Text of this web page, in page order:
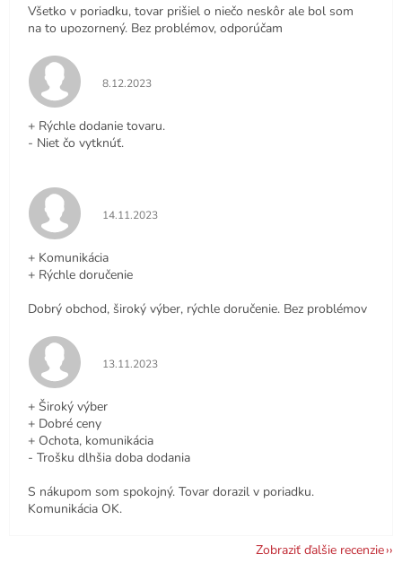
Všetko v poriadku, tovar prišiel o niečo neskôr ale bol som
na to upozornený. Bez problémov, odporúčam
Hodnotenie obchodu je 5 z 5 hviezdičiek.
8.12.2023
+ Rýchle dodanie tovaru.
- Niet čo vytknúť.
Hodnotenie obchodu je 5 z 5 hviezdičiek.
14.11.2023
+ Komunikácia
+ Rýchle doručenie
Dobrý obchod, široký výber, rýchle doručenie. Bez problémov
Hodnotenie obchodu je 5 z 5 hviezdičiek.
13.11.2023
+ Široký výber
+ Dobré ceny
+ Ochota, komunikácia
- Trošku dlhšia doba dodania
S nákupom som spokojný. Tovar dorazil v poriadku.
Komunikácia OK.
Zobraziť ďalšie recenzie